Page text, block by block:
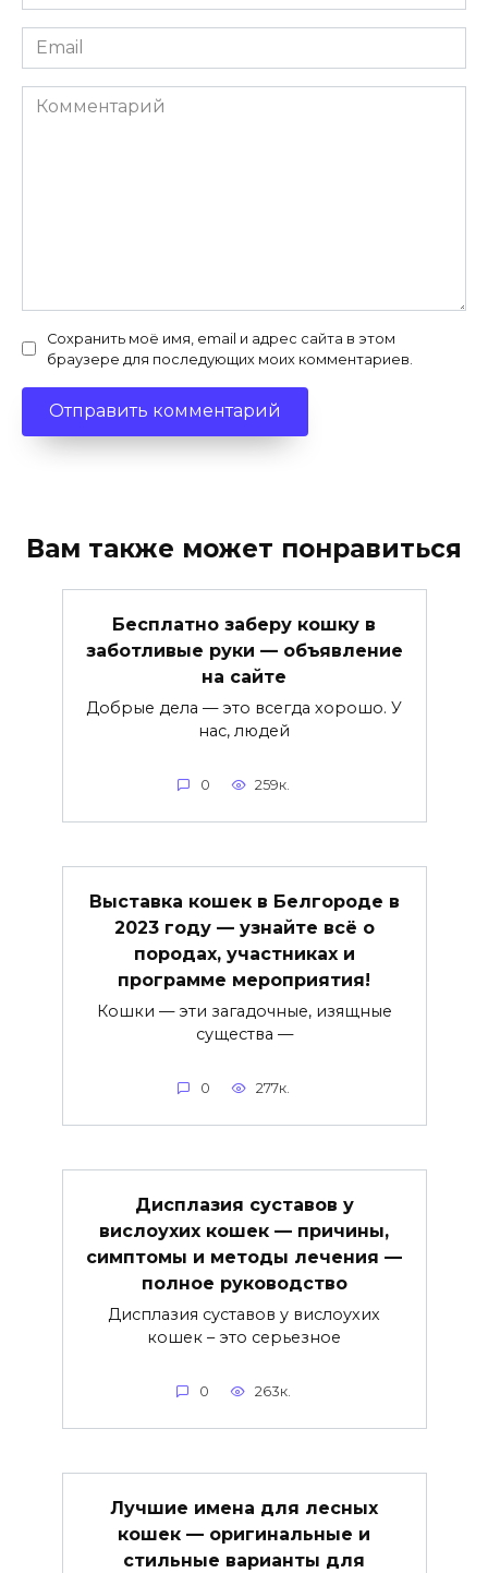
*
Email
*
Комментарий
Сохранить моё имя, email и адрес сайта в этом
браузере для последующих моих комментариев.
Вам также может понравиться
Бесплатно заберу кошку в
заботливые руки — объявление
на сайте
Добрые дела — это всегда хорошо. У
нас, людей
0 259к.
Выставка кошек в Белгороде в
2023 году — узнайте всё о
породах, участниках и
программе мероприятия!
Кошки — эти загадочные, изящные
существа —
0 277к.
Дисплазия суставов у
вислоухих кошек — причины,
симптомы и методы лечения —
полное руководство
Дисплазия суставов у вислоухих
кошек – это серьезное
0 263к.
Лучшие имена для лесных
кошек — оригинальные и
стильные варианты для